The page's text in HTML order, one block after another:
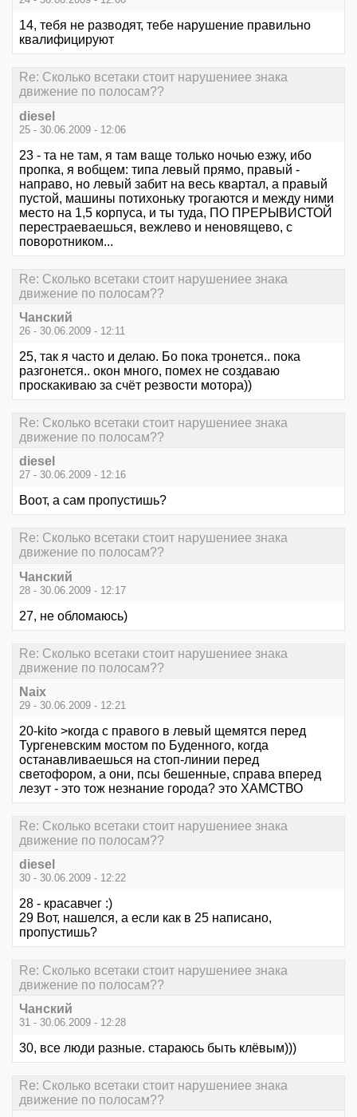
14, тебя не разводят, тебе нарушение правильно
квалифицируют
Re: Сколько всетаки стоит нарушениее знака
движение по полосам??
diesel
25 - 30.06.2009 - 12:06
23 - та не там, я там ваще только ночью езжу, ибо
пропка, я вобщем: типа левый прямо, правый -
направо, но левый забит на весь квартал, а правый
пустой, машины потихоньку трогаются и между ними
место на 1,5 корпуса, и ты туда, ПО ПРЕРЫВИСТОЙ
перестраеваешься, вежлево и неновящево, с
поворотником...
Re: Сколько всетаки стоит нарушениее знака
движение по полосам??
Чанский
26 - 30.06.2009 - 12:11
25, так я часто и делаю. Бо пока тронется.. пока
разгонется.. окон много, помех не создаваю
проскакиваю за счёт резвости мотора))
Re: Сколько всетаки стоит нарушениее знака
движение по полосам??
diesel
27 - 30.06.2009 - 12:16
Воот, а сам пропустишь?
Re: Сколько всетаки стоит нарушениее знака
движение по полосам??
Чанский
28 - 30.06.2009 - 12:17
27, не обломаюсь)
Re: Сколько всетаки стоит нарушениее знака
движение по полосам??
Naix
29 - 30.06.2009 - 12:21
20-kito >когда с правого в левый щемятся перед
Тургеневским мостом по Буденного, когда
останавливаешься на стоп-линии перед
светофором, а они, псы бешенные, справа вперед
лезут - это тож незнание города? это ХАМСТВО
Re: Сколько всетаки стоит нарушениее знака
движение по полосам??
diesel
30 - 30.06.2009 - 12:22
28 - красавчег :)
29 Вот, нашелся, а если как в 25 написано,
пропустишь?
Re: Сколько всетаки стоит нарушениее знака
движение по полосам??
Чанский
31 - 30.06.2009 - 12:28
30, все люди разные. стараюсь быть клёвым)))
Re: Сколько всетаки стоит нарушениее знака
движение по полосам??